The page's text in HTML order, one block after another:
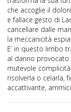
che accoglie il
e fallace gesto di
cancellare dalle
la meccanicità
E’ in questo limbo
al danno provocato
mutevole
risolverla o celarla,
accattivante,